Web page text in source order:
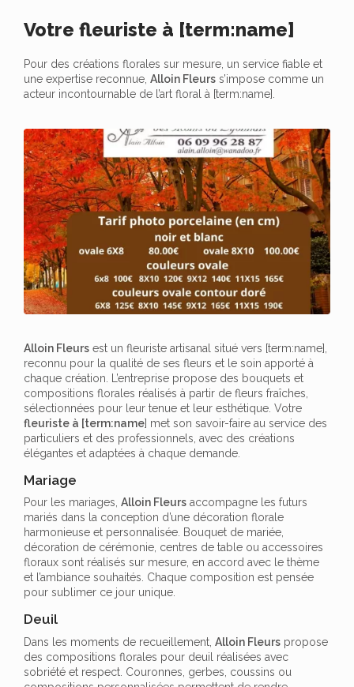
Votre fleuriste à [term:name]
Pour des créations florales sur mesure, un service fiable et
une expertise reconnue, Alloin Fleurs s’impose comme un
acteur incontournable de l’art floral à [term:name].
Alloin Fleurs est un fleuriste artisanal situé vers [term:name],
reconnu pour la qualité de ses fleurs et le soin apporté à
chaque création. L’entreprise propose des bouquets et
compositions florales réalisés à partir de fleurs fraîches,
sélectionnées pour leur tenue et leur esthétique. Votre
fleuriste à [term:name] met son savoir-faire au service des
particuliers et des professionnels, avec des créations
élégantes et adaptées à chaque demande.
Mariage
Pour les mariages, Alloin Fleurs accompagne les futurs
mariés dans la conception d’une décoration florale
harmonieuse et personnalisée. Bouquet de mariée,
décoration de cérémonie, centres de table ou accessoires
floraux sont réalisés sur mesure, en accord avec le thème
et l’ambiance souhaités. Chaque composition est pensée
pour sublimer ce jour unique.
Deuil
Dans les moments de recueillement, Alloin Fleurs propose
des compositions florales pour deuil réalisées avec
sobriété et respect. Couronnes, gerbes, coussins ou